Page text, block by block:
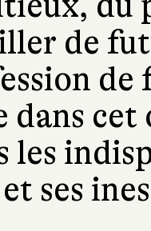
de
dans cet
les
ses